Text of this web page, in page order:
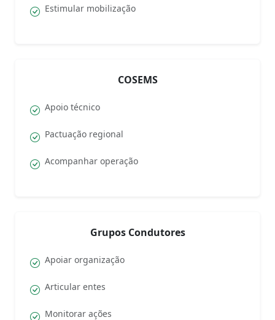
Estimular mobilização
COSEMS
Apoio técnico
Pactuação regional
Acompanhar operação
Grupos Condutores
Apoiar organização
Articular entes
Monitorar ações